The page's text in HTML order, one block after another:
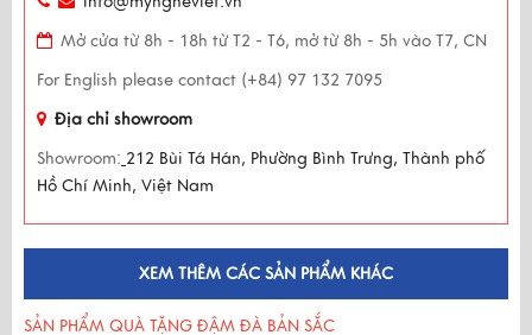
Mở cửa từ 8h - 18h từ T2 - T6, mở từ 8h - 5h vào T7, CN
For English please contact (+84) 97 132 7095
Địa chỉ showroom
Showroom: 212 Bùi Tá Hán, Phường Bình Trưng, Thành phố
Hồ Chí Minh, Việt Nam
XEM THÊM CÁC SẢN PHẨM KHÁC
SẢN PHẨM QUÀ TẶNG ĐẬM ĐÀ BẢN SẮC